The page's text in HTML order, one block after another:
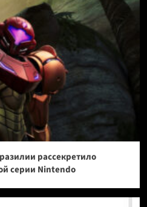
рассекретило
серии Nintendo